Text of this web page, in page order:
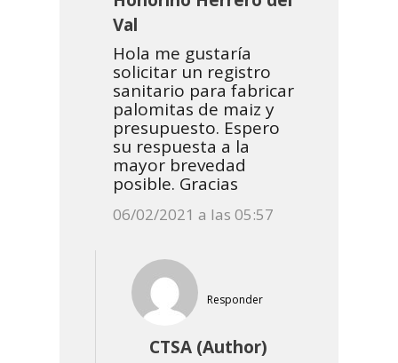
Val
Hola me gustaría
solicitar un registro
sanitario para fabricar
palomitas de maiz y
presupuesto. Espero
su respuesta a la
mayor brevedad
posible. Gracias
06/02/2021 a las 05:57
CTSA (Author)
Responder